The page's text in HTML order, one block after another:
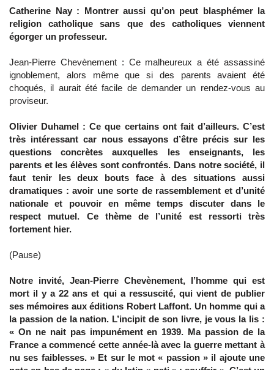
Catherine Nay : Montrer aussi qu’on peut blasphémer la
religion catholique sans que des catholiques viennent
égorger un professeur.
Jean-Pierre Chevènement : Ce malheureux a été assassiné
ignoblement, alors même que si des parents avaient été
choqués, il aurait été facile de demander un rendez-vous au
proviseur.
Olivier Duhamel : Ce que certains ont fait d’ailleurs. C’est
très intéressant car nous essayons d’être précis sur les
questions concrètes auxquelles les enseignants, les
parents et les élèves sont confrontés. Dans notre société, il
faut tenir les deux bouts face à des situations aussi
dramatiques : avoir une sorte de rassemblement et d’unité
nationale et pouvoir en même temps discuter dans le
respect mutuel. Ce thème de l’unité est ressorti très
fortement hier.
(Pause)
Notre invité, Jean-Pierre Chevènement, l’homme qui est
mort il y a 22 ans et qui a ressuscité, qui vient de publier
ses mémoires aux éditions Robert Laffont. Un homme qui a
la passion de la nation. L’incipit de son livre, je vous la lis :
« On ne nait pas impunément en 1939. Ma passion de la
France a commencé cette année-là avec la guerre mettant à
nu ses faiblesses. » Et sur le mot « passion » il ajoute une